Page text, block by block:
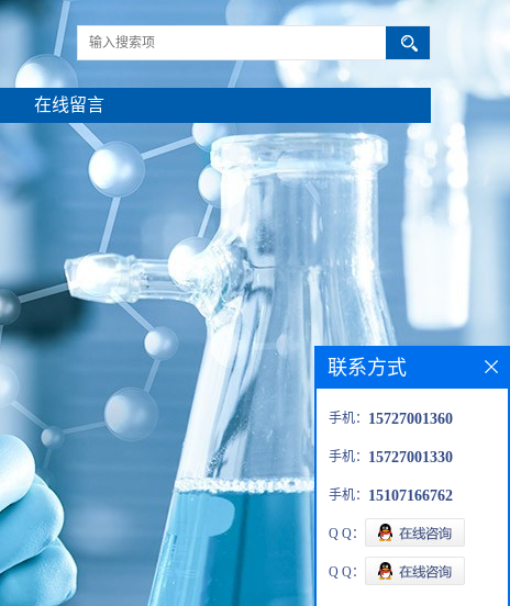
在线留言
联系方式
手机： 15727001360
手机： 15727001330
手机： 15107166762
Q Q：
Q Q：